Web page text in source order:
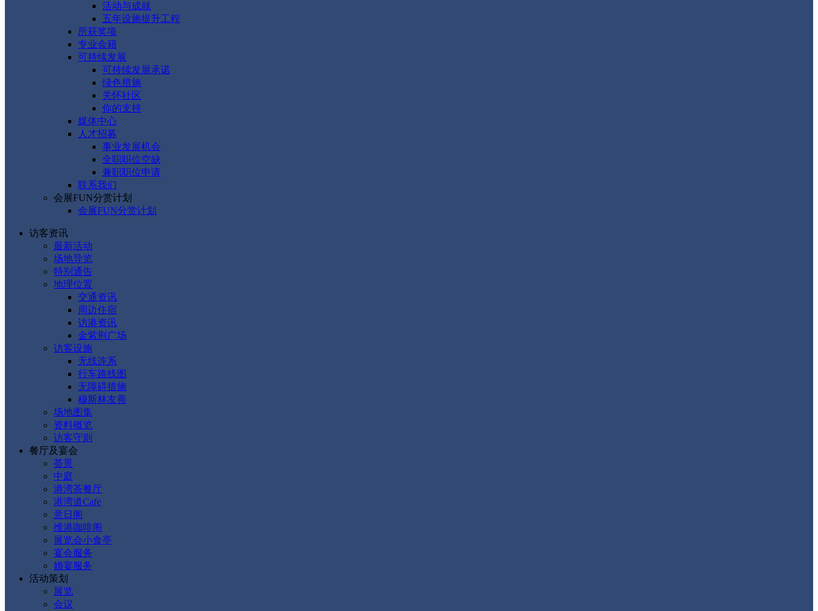
活动与成就
五年设施提升工程
所获奖项
专业会籍
可持续发展
可持续发展承诺
绿色措施
关怀社区
你的支持
媒体中心
人才招募
事业发展机会
全职职位空缺
兼职职位申请
联系我们
会展FUN分赏计划
会展FUN分赏计划
访客资讯
最新活动
场地导览
特别通告
地理位置
交通资讯
周边住宿
访港资讯
金紫荆广场
访客设施
无线连系
行车路线图
无障碍措施
穆斯林友善
场地图集
资料概览
访客守则
餐厅及宴会
荟景
中庭
港湾茶餐厅
港湾道Cafe
意日阁
维港咖啡阁
展览会小食亭
宴会服务
婚宴服务
活动策划
展览
会议